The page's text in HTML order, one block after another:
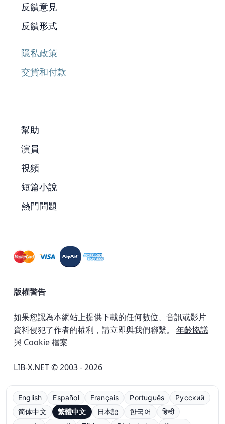
反饋意見
反饋形式
隱私政策
交貨和付款
幫助
演員
視頻
短篇小說
熱門問題
版權警告
如果您認為本網站上提供下載的任何數位、音訊或影片
資料侵犯了作者的權利，請立即與我們聯繫。 年齡協議
與 Cookie 檔案
LIB-X.NET © 2003 - 2026
English Español Français Português
Русский
简体中文
繁體中文 日本語 한국어
हिन्दी